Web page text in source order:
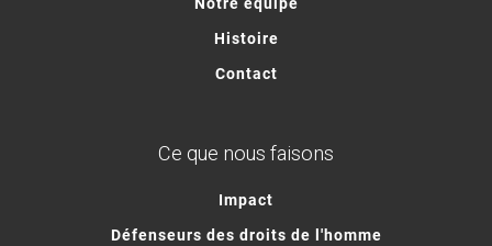
Histoire
Contact
Ce que nous faisons
Impact
Défenseurs des droits de l'homme